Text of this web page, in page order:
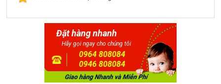
Đặt hàng nhanh
Hãy gọi ngay cho chúng tôi
0964 808084
0946 808084